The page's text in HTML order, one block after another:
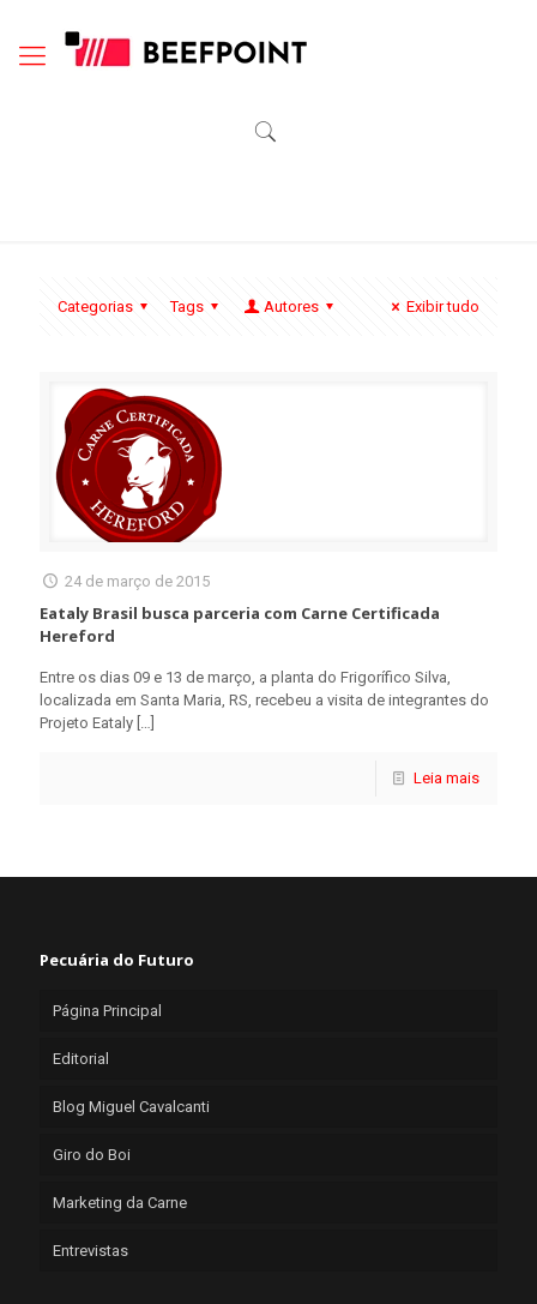
Categorias Tags Autores Exibir tudo
24 de março de 2015
Eataly Brasil busca parceria com Carne Certificada
Hereford
Entre os dias 09 e 13 de março, a planta do Frigorífico Silva,
localizada em Santa Maria, RS, recebeu a visita de integrantes do
Projeto Eataly […]
Leia mais
Pecuária do Futuro
Página Principal
Editorial
Blog Miguel Cavalcanti
Giro do Boi
Marketing da Carne
Entrevistas